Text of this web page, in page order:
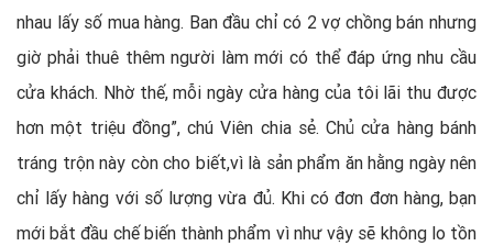
nhau lấy số mua hàng. Ban đầu chỉ có 2 vợ chồng bán nhưng
giờ phải thuê thêm người làm mới có thể đáp ứng nhu cầu
cửa khách. Nhờ thế, mỗi ngày cửa hàng của tôi lãi thu được
hơn một triệu đồng”, chú Viên chia sẻ. Chủ cửa hàng bánh
tráng trộn này còn cho biết,vì là sản phẩm ăn hằng ngày nên
chỉ lấy hàng với số lượng vừa đủ. Khi có đơn đơn hàng, bạn
mới bắt đầu chế biến thành phẩm vì như vậy sẽ không lo tồn